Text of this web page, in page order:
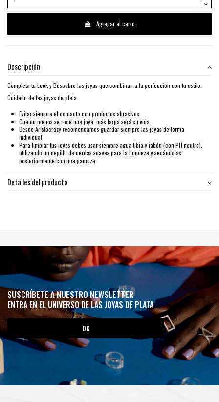
Agregar al carro
Descripción
Completa tu Look y Descubre las joyas que combinan a la perfección con tu estilo.
Cuidado de las joyas de plata
Evitar siempre el contacto con productos abrasivos.
Cuanto menos se roce una joya, más larga será su vida.
Desde Aristocrazy recomendamos guardar siempre las joyas de forma
individual.
Para limpiar tus joyas debes usar siempre agua tibia y jabón (con PH neutro),
utilizando un cepillo de cerdas suaves para la limpieza y secándolas
posteriormente con una gamuza
Detalles del producto
SUSCRÍBETE A NUESTRO NEWSLETTER
ENTRA EN EL UNIVERSO DE LAS JOYAS DE PLATA